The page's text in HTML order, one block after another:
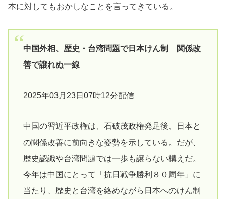
本に対してもおかしなことを言ってきている。
中国外相、歴史・台湾問題で日本けん制 関係改
善で譲れぬ一線
2025年03月23日07時12分配信
中国の習近平政権は、石破茂政権発足後、日本と
の関係改善に前向きな姿勢を示している。だが、
歴史認識や台湾問題では一歩も譲らない構えだ。
今年は中国にとって「抗日戦争勝利８０周年」に
当たり、歴史と台湾を絡めながら日本へのけん制